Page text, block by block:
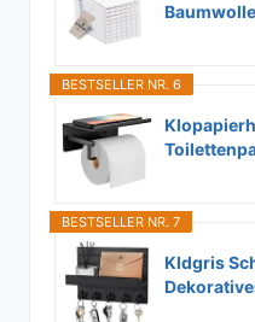
BESTSELLER NR. 6
BESTSELLER NR. 7
Kldgris